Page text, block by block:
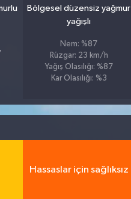
Bölgesel düzensiz yağmur
yağışlı
Nem: %87
Rüzgar: 23 km/h
Yağış Olasılığı: %87
Kar Olasılığı: %3
Hassaslar için sağlıksız